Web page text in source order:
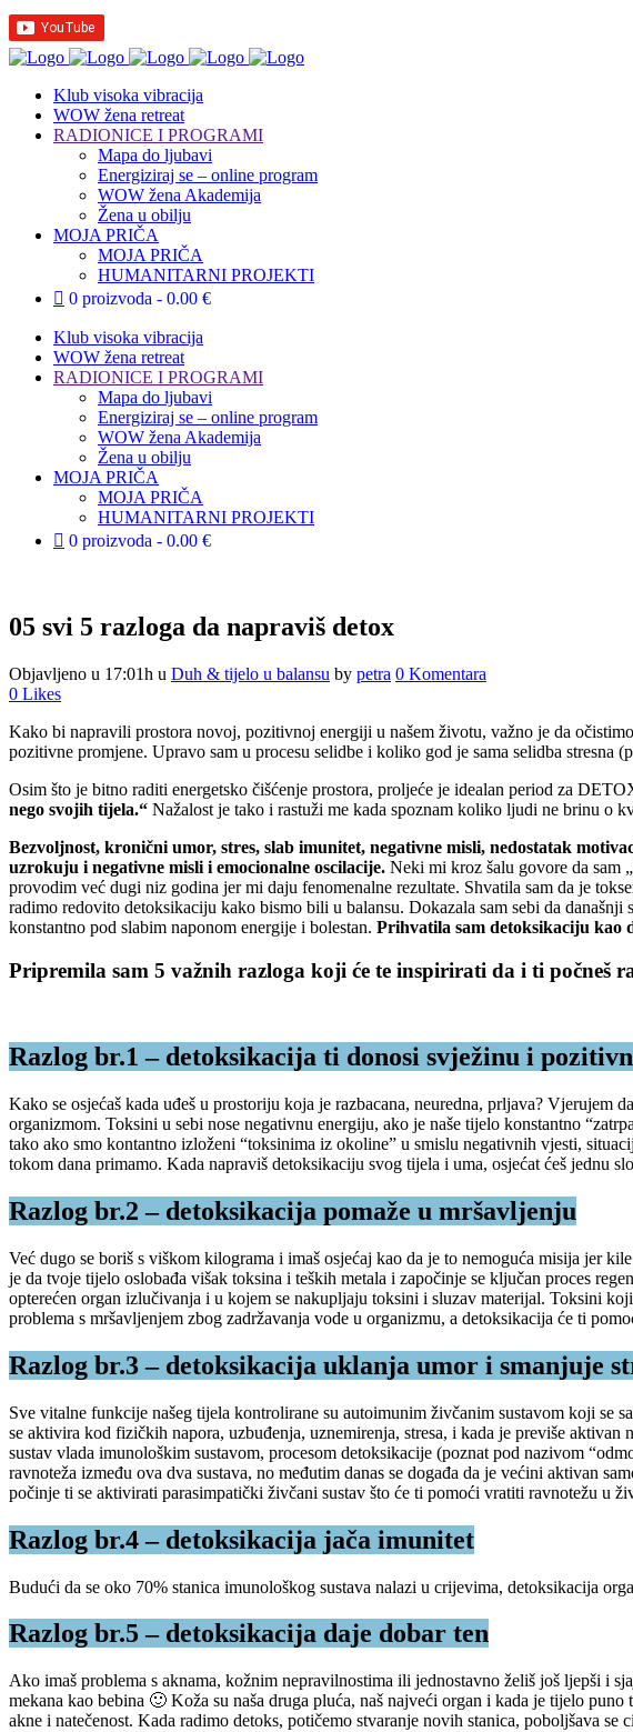
Klub visoka vibracija
WOW žena retreat
RADIONICE I PROGRAMI
Mapa do ljubavi
Energiziraj se – online program
WOW žena Akademija
Žena u obilju
MOJA PRIČA
MOJA PRIČA
HUMANITARNI PROJEKTI
0 proizvoda
0.00 €
Klub visoka vibracija
WOW žena retreat
RADIONICE I PROGRAMI
Mapa do ljubavi
Energiziraj se – online program
WOW žena Akademija
Žena u obilju
MOJA PRIČA
MOJA PRIČA
HUMANITARNI PROJEKTI
0 proizvoda
0.00 €
05 svi 5 razloga da napraviš detox
Objavljeno u 17:01h u Duh & tijelo u balansu by petra 0 Komentara
0 Likes
Kako bi napravili prostora novoj, pozitivnoj energiji u našem životu, važno je da
pozitivne promjene. Upravo sam u procesu selidbe i koliko god je sama selidba stresna
Osim što je bitno raditi energetsko čišćenje prostora, proljeće je idealan period za
nego svojih tijela.“ Nažalost je tako i rastuži me kada spoznam koliko ljudi ne brinu o
Bezvoljnost, kronični umor, stres, slab imunitet, negativne misli, nedostatak
uzrokuju i negativne misli i emocionalne oscilacije. Neki mi kroz šalu govore da sam
provodim već dugi niz godina jer mi daju fenomenalne rezultate. Shvatila sam da je
radimo redovito detoksikaciju kako bismo bili u balansu. Dokazala sam sebi da
konstantno pod slabim naponom energije i bolestan. Prihvatila sam detoksikaciju kao
Pripremila sam 5 važnih razloga koji će te inspirirati da i ti počneš
Razlog br.1 – detoksikacija ti donosi svježinu i
Kako se osjećaš kada uđeš u prostoriju koja je razbacana, neuredna, prljava? Vjerujem
organizmom. Toksini u sebi nose negativnu energiju, ako je naše tijelo konstantno
tako ako smo kontantno izloženi “toksinima iz okoline” u smislu negativnih vjesti,
tokom dana primamo. Kada napraviš detoksikaciju svog tijela i uma, osjećat ćeš jednu
Razlog br.2 – detoksikacija pomaže u mršavljenju
Već dugo se boriš s viškom kilograma i imaš osjećaj kao da je to nemoguća misija jer
je da tvoje tijelo oslobađa višak toksina i teških metala i započinje se ključan proces
opterećen organ izlučivanja i u kojem se nakupljaju toksini i sluzav materijal. Toksini
problema s mršavljenjem zbog zadržavanja vode u organizmu, a detoksikacija će ti
Razlog br.3 – detoksikacija uklanja umor i smanjuje
Sve vitalne funkcije našeg tijela kontrolirane su autoimunim živčanim sustavom koji se
se aktivira kod fizičkih napora, uzbuđenja, uznemirenja, stresa, i kada je previše
sustav vlada imunološkim sustavom, procesom detoksikacije (poznat pod nazivom
ravnoteža između ova dva sustava, no međutim danas se događa da je većini aktivan
počinje ti se aktivirati parasimpatički živčani sustav što će ti pomoći vratiti ravnotežu u
Razlog br.4 – detoksikacija jača imunitet
Budući da se oko 70% stanica imunološkog sustava nalazi u crijevima, detoksikacija
Razlog br.5 – detoksikacija daje dobar ten
Ako imaš problema s aknama, kožnim nepravilnostima ili jednostavno želiš još ljepši i
mekana kao bebina 🙂 Koža su naša druga pluća, naš najveći organ i kada je tijelo
akne i natečenost. Kada radimo detoks, potičemo stvaranje novih stanica, poboljšava